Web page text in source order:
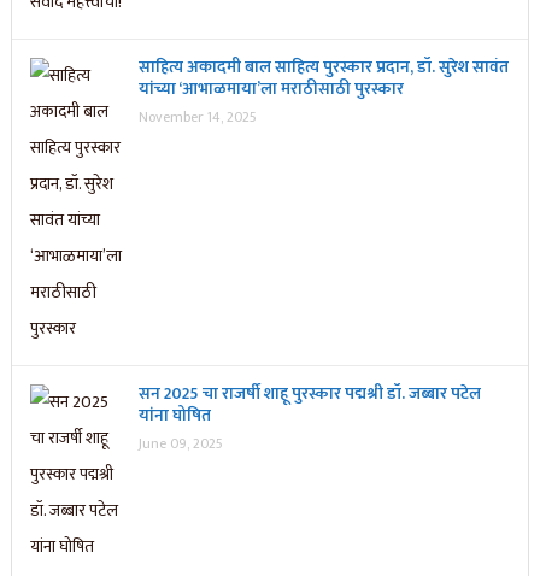
साहित्य अकादमी बाल साहित्य पुरस्कार प्रदान, डॉ. सुरेश सावंत
यांच्या ‘आभाळमाया’ला मराठीसाठी पुरस्कार
November 14, 2025
सन 2025 चा राजर्षी शाहू पुरस्कार प‌द्मश्री डॉ. जब्बार पटेल
यांना घोषित
June 09, 2025